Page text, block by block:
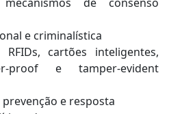
e criminalística
cartões inteligentes,
proof e tamper-evident
e resposta